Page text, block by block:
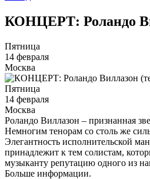
КОНЦЕРТ: Роландо
Пятница
14 февраля
Москва
Пятница
14 февраля
Москва
Роландо Виллазон – признанная
Немногим тенорам со столь же
Элегантность исполнительской
принадлежит к тем солистам,
музыканту репутацию одного из
Больше информации.